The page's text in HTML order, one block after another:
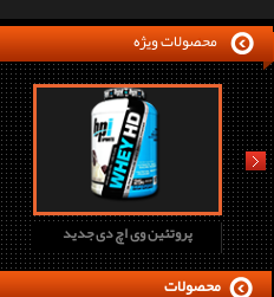
محصولات ویژه
پروتئین وی اچ دی جدید
next
محصولات